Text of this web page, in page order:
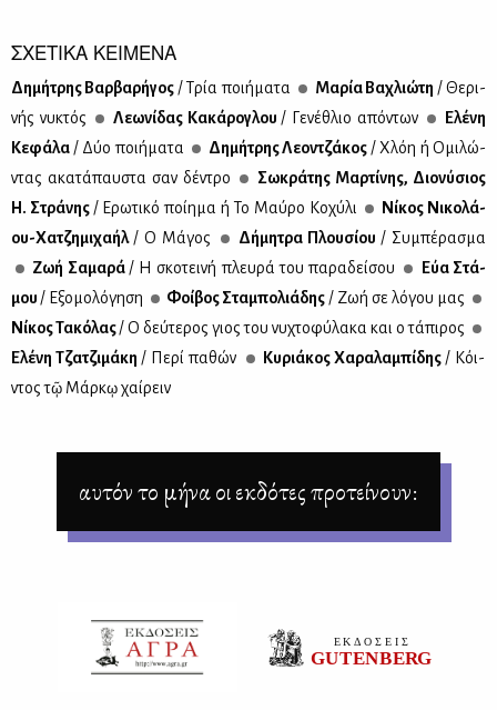
ΣΧΕΤΙΚΑ ΚΕΙΜΕΝΑ
Δη­μή­τρης Βαρ­βα­ρή­γος / Τρία ποι­ή­μα­τα Μα­ρία Βα­χλιώ­τη / Θε­ρι­
νής νυ­κτός
Λε­ω­νί­δας Κα­κά­ρο­γλου / Γε­νέ­θλιο από­ντων
Ελέ­νη
Κε­φά­λα / Δύο ποι­ή­μα­τα Δη­μή­τρης Λε­ον­τζά­κος / Χλόη ή Ομι­λώ­
ντας ακα­τά­παυ­στα σαν δέ­ντρο
Σω­κρά­της Μαρ­τί­νης, Διο­νύ­σιος
Η. Στρά­νης / Ερω­τι­κό ποί­η­μα ή Το Μαύ­ρο Κο­χύ­λι
Νί­κος Νι­κο­λά­
ου-Χα­τζη­μι­χα­ήλ / Ο Μά­γος Δή­μη­τρα Πλου­σί­ου / Συ­μπέ­ρα­σμα
Ζωή Σα­μα­ρά / Η σκο­τει­νή πλευ­ρά του πα­ρα­δεί­σου
Εύα Στά­
μου / Εξο­μο­λό­γη­ση Φοί­βος Στα­μπο­λιά­δης / Ζωή σε λό­γου μας
Νί­κος Τα­κό­λας/ Ο δεύ­τε­ρος γιος του νυ­χτο­φύ­λα­κα και ο τά­πι­ρος
Ελέ­νη Τζα­τζι­μά­κη / Πε­ρί πα­θών Κυ­ριά­κος Χα­ρα­λα­μπί­δης / Κόι­
ντος τῷ Μάρκῳ χαί­ρειν
αυτόν το μήνα οι εκδότες προτείνουν: